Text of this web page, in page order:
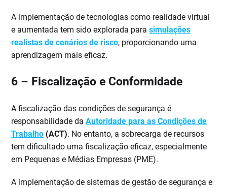
A implementação de tecnologias como realidade virtual
e aumentada tem sido explorada parasimulações
realistas de cenários de risco, proporcionando uma
aprendizagem mais eficaz.
6 – Fiscalização e Conformidade
A fiscalização das condições de segurança é
responsabilidade daAutoridade para as Condições de
Trabalho (ACT). No entanto, a sobrecarga de recursos
tem dificultado uma fiscalização eficaz, especialmente
em Pequenas e Médias Empresas (PME).
A implementação de sistemas de gestão de segurança e